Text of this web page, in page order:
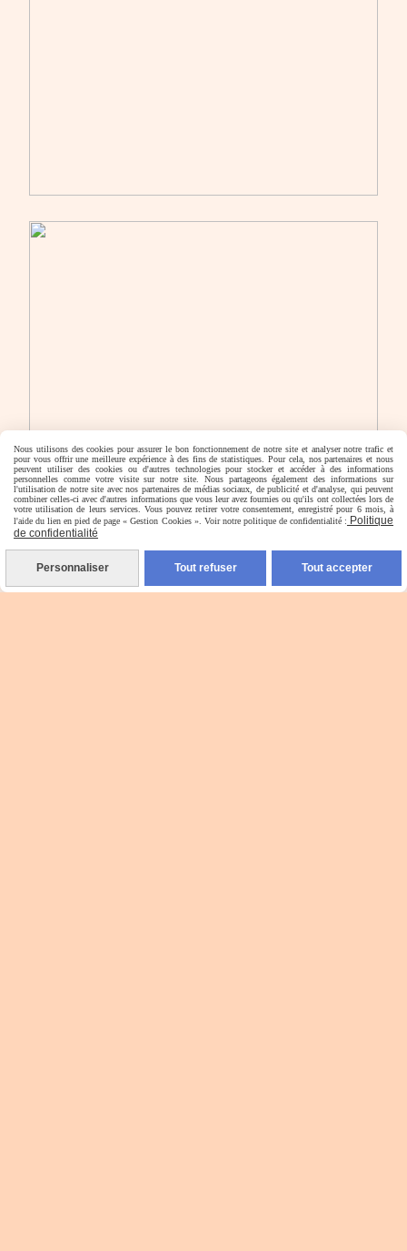
Nous utilisons des cookies pour assurer le bon fonctionnement de notre site et analyser notre trafic et
pour vous offrir une meilleure expérience à des fins de statistiques. Pour cela, nos partenaires et nous
peuvent utiliser des cookies ou d'autres technologies pour stocker et accéder à des informations
personnelles comme votre visite sur notre site. Nous partageons également des informations sur
l'utilisation de notre site avec nos partenaires de médias sociaux, de publicité et d'analyse, qui peuvent
combiner celles-ci avec d'autres informations que vous leur avez fournies ou qu'ils ont collectées lors de
votre utilisation de leurs services. Vous pouvez retirer votre consentement, enregistré pour 6 mois, à
l'aide du lien en pied de page « Gestion Cookies ». Voir notre politique de confidentialité : Politique
de confidentialité
Personnaliser Tout refuser Tout accepter